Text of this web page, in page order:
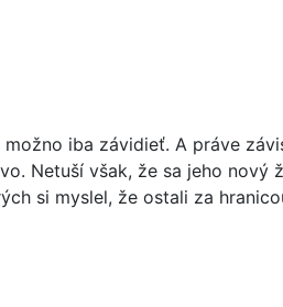
iba závidieť. A práve
Netuší však, že sa jeho
si myslel, že ostali za